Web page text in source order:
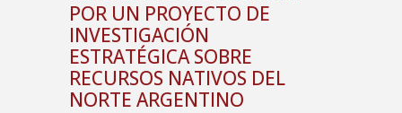
POR UN PROYECTO DE
INVESTIGACIÓN
ESTRATÉGICA SOBRE
RECURSOS NATIVOS DEL
NORTE ARGENTINO